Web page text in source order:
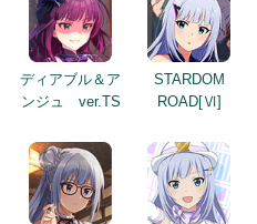
ディアブル＆ア
ンジュ ver.TS
STARDOM
ROAD[Ⅵ]